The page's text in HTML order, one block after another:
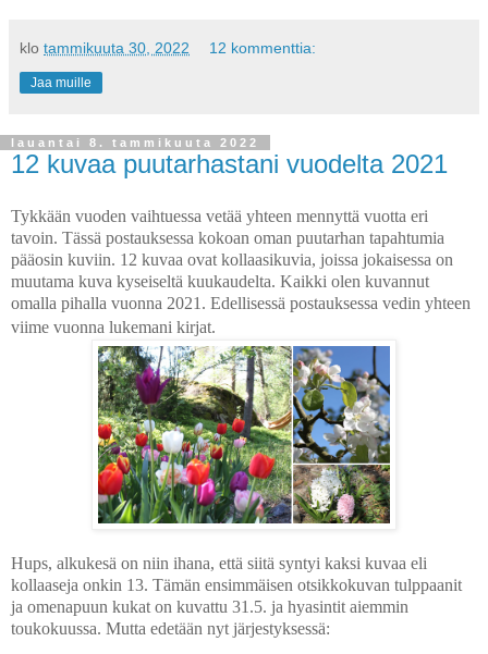
klo tammikuuta 30, 2022 12 kommenttia:
Jaa muille
lauantai 8. tammikuuta 2022
12 kuvaa puutarhastani vuodelta 2021
Tykkään vuoden vaihtuessa vetää yhteen mennyttä vuotta eri
tavoin. Tässä postauksessa kokoan oman puutarhan tapahtumia
pääosin kuviin. 12 kuvaa ovat kollaasikuvia, joissa jokaisessa on
muutama kuva kyseiseltä kuukaudelta. Kaikki olen kuvannut
omalla pihalla vuonna 2021. Edellisessä postauksessa vedin yhteen
viime vuonna lukemani kirjat.
Hups, alkukesä on niin ihana, että siitä syntyi kaksi kuvaa eli
kollaaseja onkin 13. Tämän ensimmäisen otsikkokuvan tulppaanit
ja omenapuun kukat on kuvattu 31.5. ja hyasintit aiemmin
toukokuussa. Mutta edetään nyt järjestyksessä: